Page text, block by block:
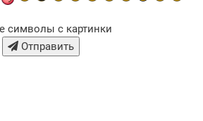
символы с картинки
Отправить